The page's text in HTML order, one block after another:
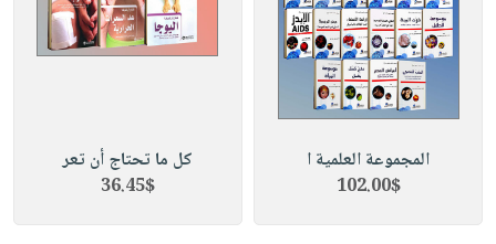
المجموعة العلمية ا
102.00$
كل ما تحتاج أن تعر
36.45$